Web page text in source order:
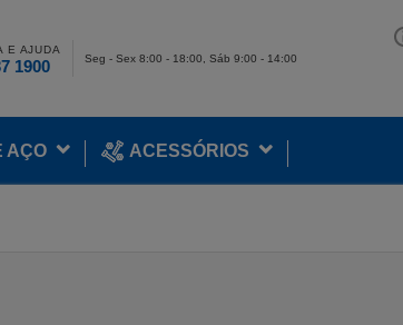
E AJUDA
1900 Seg - Sex 8:00 - 18:00, Sáb 9:00 - 14:00
AÇO ACESSÓRIOS